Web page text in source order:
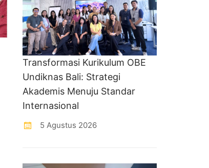
Transformasi Kurikulum OBE
Undiknas Bali: Strategi
Akademis Menuju Standar
Internasional
5 Agustus 2026